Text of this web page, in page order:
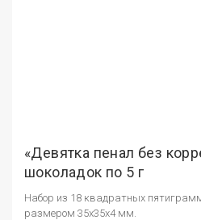
«Девятка пенал без
шоколадок по 5 г
Набор из 18 квадратных
размером 35х35х4 мм.